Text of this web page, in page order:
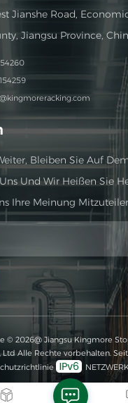
Jianshe Road,
Jiangsu Province,
Bleiben Sie Auf
Und Wir Heißen Sie
Ihre Meinung
© 2026@ Jiangsu Kingmore
Ltd Alle Rechte vorbehalten.